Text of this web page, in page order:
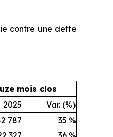
contre une dette
mois clos
2025
Var. (%)
787
35 %